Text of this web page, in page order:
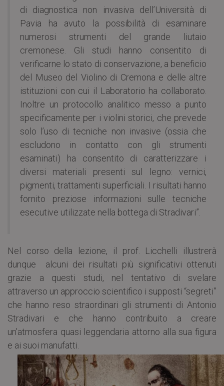
di diagnostica non invasiva dell’Università di
Pavia ha avuto la possibilità di esaminare
numerosi strumenti del grande liutaio
cremonese. Gli studi hanno consentito di
verificarne lo stato di conservazione, a beneficio
del Museo del Violino di Cremona e delle altre
istituzioni con cui il Laboratorio ha collaborato.
Inoltre un protocollo analitico messo a punto
specificamente per i violini storici, che prevede
solo l’uso di tecniche non invasive (ossia che
escludono in contatto con gli strumenti
esaminati) ha consentito di caratterizzare i
diversi materiali presenti sul legno: vernici,
pigmenti, trattamenti superficiali. I risultati hanno
fornito preziose informazioni sulle tecniche
esecutive utilizzate nella bottega di Stradivari”.
Nel corso della lezione, il prof. Licchelli illustrerà
dunque alcuni dei risultati più significativi ottenuti
grazie a questi studi, nel tentativo di svelare
attraverso un approccio scientifico i supposti “segreti”
che hanno reso straordinari gli strumenti di Antonio
Stradivari e che hanno contribuito a creare
un’atmosfera quasi leggendaria attorno alla sua figura
e ai suoi manufatti.